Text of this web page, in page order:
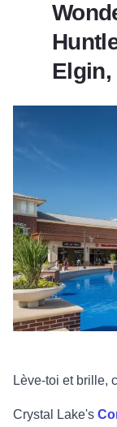
Elgin,
Lève-toi et brille,
Crystal Lake's